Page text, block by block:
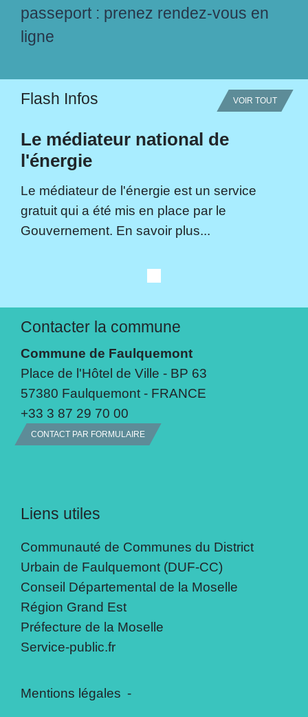
passeport : prenez rendez-vous en
ligne
Flash Infos VOIR TOUT
Le médiateur national de
l'énergie
Le médiateur de l'énergie est un service
gratuit qui a été mis en place par le
Gouvernement. En savoir plus...
Contacter la commune
Commune de Faulquemont
Place de l'Hôtel de Ville - BP 63
57380 Faulquemont - FRANCE
+33 3 87 29 70 00
CONTACT PAR FORMULAIRE
Liens utiles
Communauté de Communes du District
Urbain de Faulquemont (DUF-CC)
Conseil Départemental de la Moselle
Région Grand Est
Préfecture de la Moselle
Service-public.fr
Mentions légales -